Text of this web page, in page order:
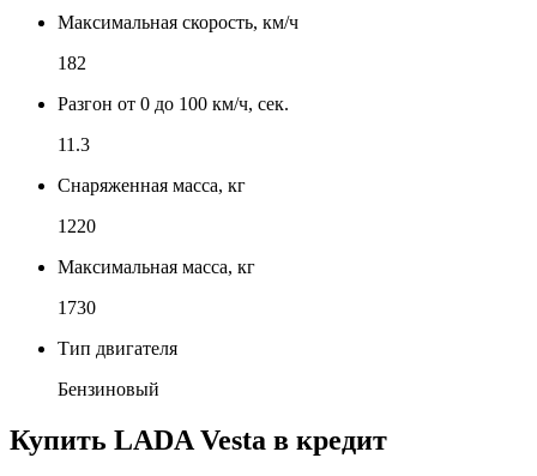
Максимальная скорость, км/ч
182
Разгон от 0 до 100 км/ч, сек.
11.3
Снаряженная масса, кг
1220
Максимальная масса, кг
1730
Тип двигателя
Бензиновый
Купить LADA Vesta в кредит